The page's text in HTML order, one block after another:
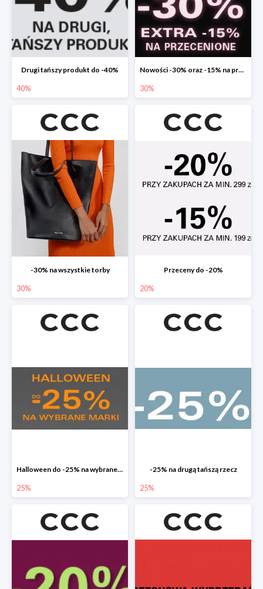
Drugi tańszy produkt do -40%
40%
Nowości -30% oraz -15% na przecenione
30%
-30% na wszystkie torby
30%
Przeceny do -20%
20%
Halloween do -25% na wybrane marki
25%
-25% na drugą tańszą rzecz
25%